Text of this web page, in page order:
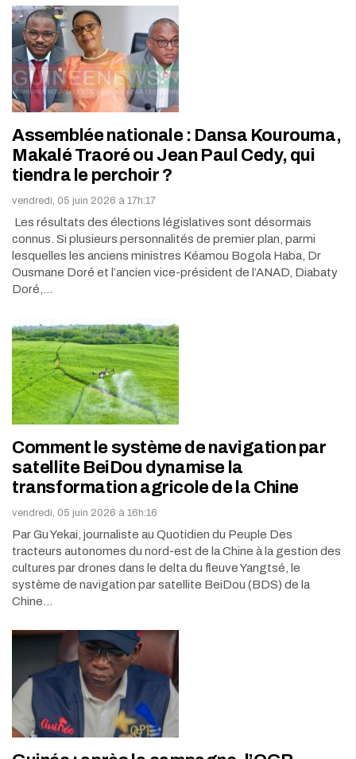
Assemblée nationale : Dansa Kourouma,
Makalé Traoré ou Jean Paul Cedy, qui
tiendra le perchoir ?
vendredi, 05 juin 2026 à 17h:17
Les résultats des élections législatives sont désormais
connus. Si plusieurs personnalités de premier plan, parmi
lesquelles les anciens ministres Kéamou Bogola Haba, Dr
Ousmane Doré et l’ancien vice-président de l’ANAD, Diabaty
Doré,…
Comment le système de navigation par
satellite BeiDou dynamise la
transformation agricole de la Chine
vendredi, 05 juin 2026 à 16h:16
Par Gu Yekai, journaliste au Quotidien du Peuple Des
tracteurs autonomes du nord-est de la Chine à la gestion des
cultures par drones dans le delta du fleuve Yangtsé, le
système de navigation par satellite BeiDou (BDS) de la
Chine…